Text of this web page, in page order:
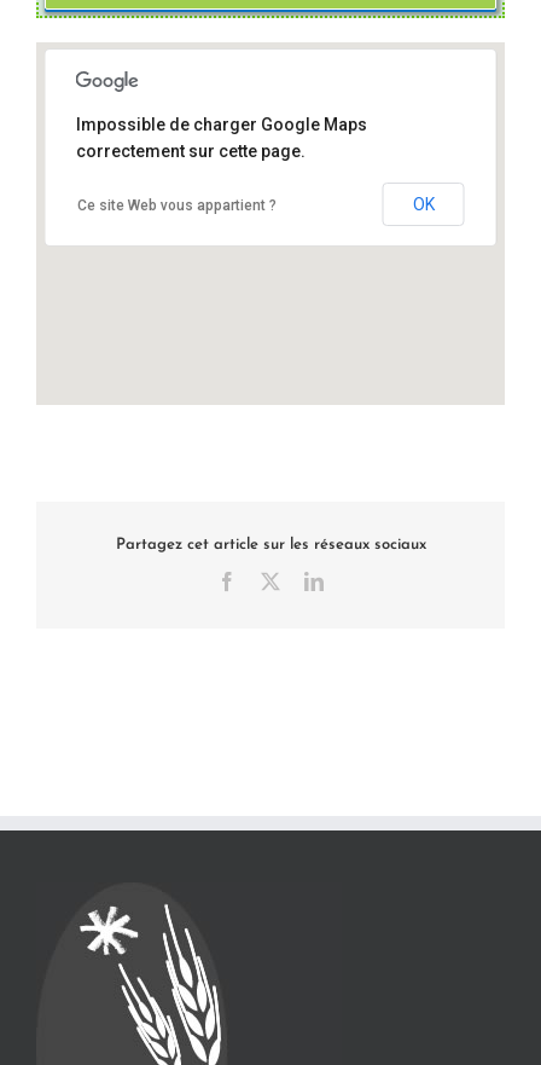
91720 Buno-Bonnevaux
Impossible de charger Google Maps
correctement sur cette page.
Ce site Web vous appartient ? OK
Partagez cet article sur les réseaux sociaux
Facebook LinkedIn